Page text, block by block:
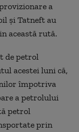
a
şi Tatneft au
această rută.
de petrol
acestei luni că,
împotriva
a petrolului
petrol
prin